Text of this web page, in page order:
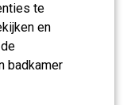
te
en
badkamer